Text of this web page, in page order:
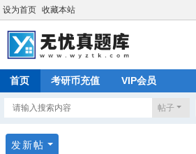
设为首页 收藏本站
首页 考研币充值 VIP会员
帖子
发新帖